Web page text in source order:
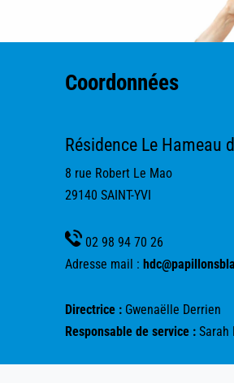
Coordonnées
Résidence Le Hameau
8 rue Robert Le Mao
29140 SAINT-YVI
02 98 94 70 26
Adresse mail :
Directrice : Gwenaëlle Derrien
Responsable de service : Sarah